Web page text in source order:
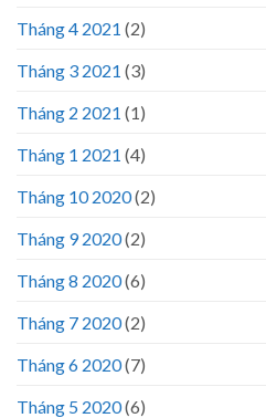
Tháng 4 2021 (2)
Tháng 3 2021 (3)
Tháng 2 2021 (1)
Tháng 1 2021 (4)
Tháng 10 2020(2)
Tháng 9 2020(2)
Tháng 8 2020(6)
Tháng 7 2020(2)
Tháng 6 2020(7)
Tháng 5 2020(6)